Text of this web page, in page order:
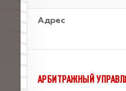
Адрес
АРБИТРАЖНЫЙ